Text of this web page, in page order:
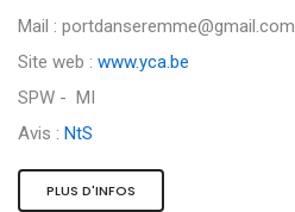
Mail : portdanseremme@gmail.com
Site web : www.yca.be
SPW - MI
Avis : NtS
PLUS D'INFOS